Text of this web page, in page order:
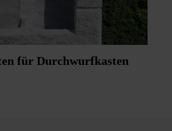
für Durchwurfkasten